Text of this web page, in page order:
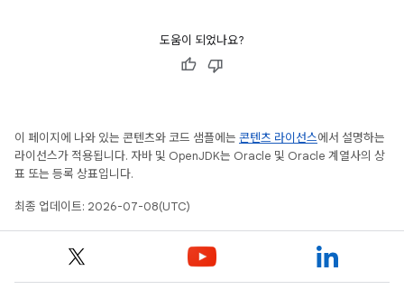
도움이 되었나요?
이 페이지에 나와 있는 콘텐츠와 코드 샘플에는 콘텐츠 라이선스에서 설명하는
라이선스가 적용됩니다. 자바 및 OpenJDK는 Oracle 및 Oracle 계열사의 상
표 또는 등록 상표입니다.
최종 업데이트: 2026-07-08(UTC)